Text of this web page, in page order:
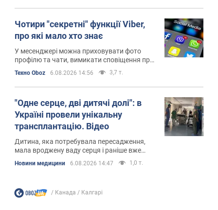
Чотири "секретні" функції Viber,
про які мало хто знає
У месенджері можна приховувати фото
профілю та чати, вимикати сповіщення про
прочитання повідомлень і перекладати
іноземні листування
Техно Oboz 6.08.2026 14:56 3,7 т.
"Одне серце, дві дитячі долі": в
Україні провели унікальну
трансплантацію. Відео
Дитина, яка потребувала пересадження,
мала вроджену ваду серця і раніше вже
Новини медицини 6.08.2026 14:47 1,0 т.
Канада Калгарі